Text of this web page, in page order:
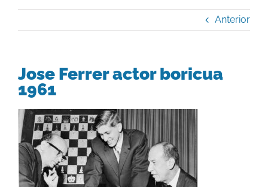
Anterior
Jose Ferrer actor boricua
1961